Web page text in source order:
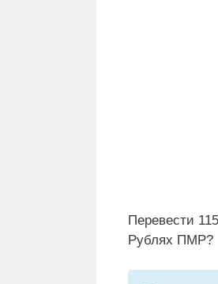
Перевести
Рублях ПМР?